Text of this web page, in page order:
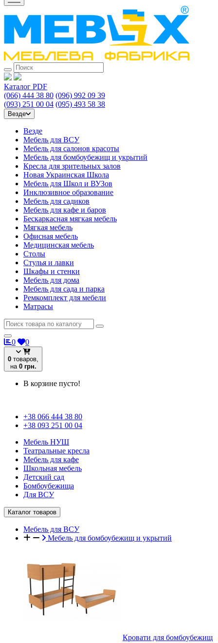
Каталог PDF
(066) 444 38 80 (096) 992 09 39
(093) 251 00 04 (095) 493 58 38
Везде
Везде
Мебель для ВСУ
Мебель для салонов красоты
Мебель для бомбоубежищ и укрытий
Кресла для зрительных залов
Новая Украинская Школа
Мебель для Школ и ВУЗов
Инклюзивное образование
Мебель для садиков
Мебель для кафе и баров
Бескаркасная мягкая мебель
Мягкая мебель
Офисная мебель
Медицинская мебель
Столы
Стулья и лавки
Шкафы и стенки
Мебель для дома
Мебель для сада и парка
Ремкомплект для мебели
Матрасы
0 0
0 товаров,
на 0 грн.
В корзине пусто!
+38 066 444 38 80
+38 093 251 00 04
Мебель НУШ
Театральные кресла
Мебель для кафе
Школьная мебель
Детский сад
Бомбоубежища
Для ВСУ
Каталог товаров
Мебель для ВСУ
Мебель для бомбоубежищ и укрытий
Кровати для бомбоубежищ